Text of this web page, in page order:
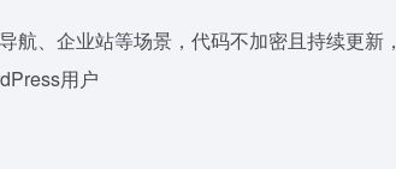
、企业站等场景，代码不加密且持续更新，
用户